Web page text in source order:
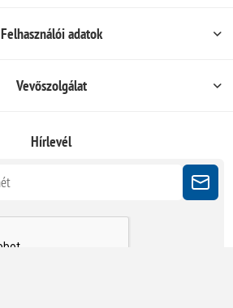
Felhasználói adatok
Vevőszolgálat
Hírlevél